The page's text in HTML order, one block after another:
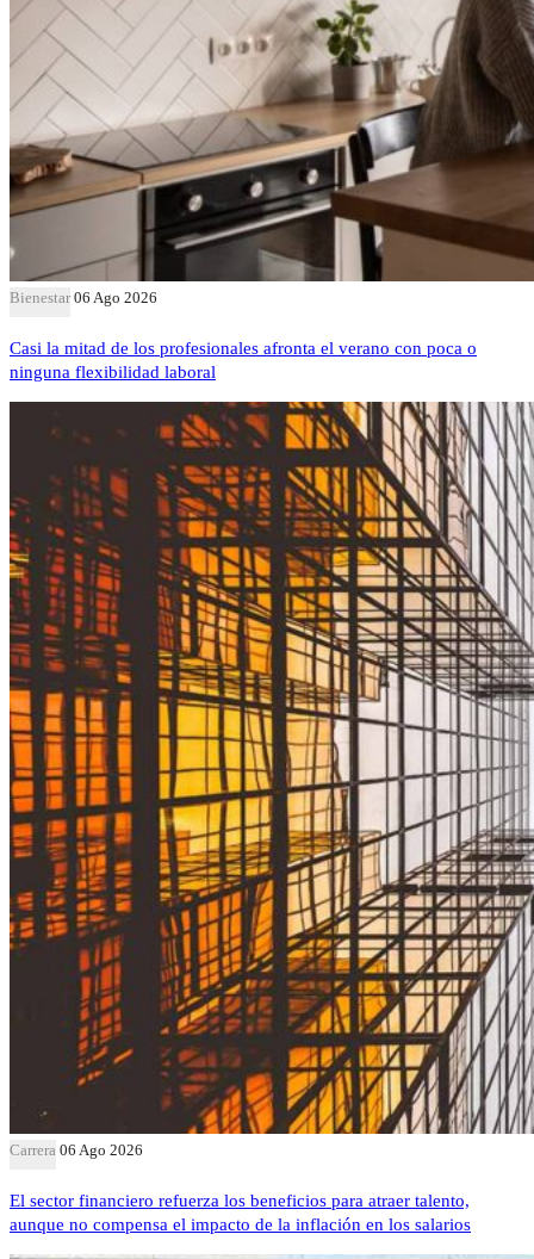
Bienestar 06 Ago 2026
Casi la mitad de los profesionales afronta el verano con poca o
ninguna flexibilidad laboral
Carrera 06 Ago 2026
El sector financiero refuerza los beneficios para atraer talento,
aunque no compensa el impacto de la inflación en los salarios